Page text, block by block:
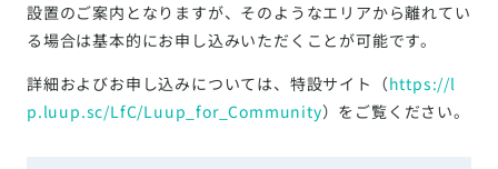
設置のご案内となりますが、そのようなエリアから離れてい
る場合は基本的にお申し込みいただくことが可能です。
詳細およびお申し込みについては、特設サイト（https://l
p.luup.sc/LfC/Luup_for_Community）をご覧ください。